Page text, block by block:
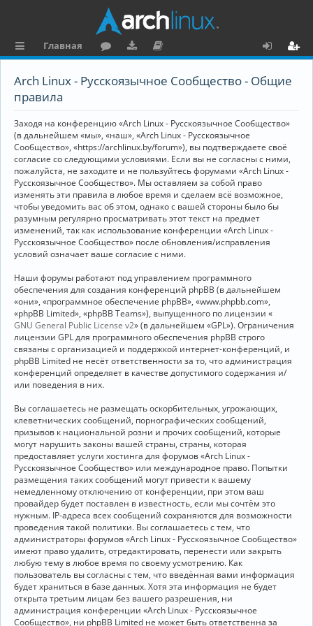
ы
к
и
Главная
ру
ру
и
ку
е
н
та
ц
и
я
о
Arch Linux - Русскоязычное Сообщество - Общие
правила
Заходя на конференцию «Arch Linux - Русскоязычное Сообщество»
(в дальнейшем «мы», «наш», «Arch Linux - Русскоязычное
Сообщество», «https://archlinux.by/forum»), вы подтверждаете своё
согласие со следующими условиями. Если вы не согласны с ними,
пожалуйста, не заходите и не пользуйтесь форумами «Arch Linux -
Русскоязычное Сообщество». Мы оставляем за собой право
изменять эти правила в любое время и сделаем всё возможное,
чтобы уведомить вас об этом, однако с вашей стороны было бы
разумным регулярно просматривать этот текст на предмет
изменений, так как использование конференции «Arch Linux -
Русскоязычное Сообщество» после обновления/исправления
условий означает ваше согласие с ними.
Наши форумы работают под управлением программного
обеспечения для создания конференций phpBB (в дальнейшем
«они», «программное обеспечение phpBB», «www.phpbb.com»,
«phpBB Limited», «phpBB Teams»), выпущенного по лицензии «
GNU General Public License v2» (в дальнейшем «GPL»). Ограничения
лицензии GPL для программного обеспечения phpBB строго
связаны с организацией и поддержкой интернет-конференций, и
phpBB Limited не несёт ответственности за то, что администрация
конференций определяет в качестве допустимого содержания и/
или поведения в них.
Вы соглашаетесь не размещать оскорбительных, угрожающих,
клеветнических сообщений, порнографических сообщений,
призывов к национальной розни и прочих сообщений, которые
могут нарушить законы вашей страны, страны, которая
предоставляет услуги хостинга для форумов «Arch Linux -
Русскоязычное Сообщество» или международное право. Попытки
размещения таких сообщений могут привести к вашему
немедленному отключению от конференции, при этом ваш
провайдер будет поставлен в известность, если мы сочтём это
нужным. IP-адреса всех сообщений сохраняются для возможности
проведения такой политики. Вы соглашаетесь с тем, что
администраторы форумов «Arch Linux - Русскоязычное Сообщество»
имеют право удалить, отредактировать, перенести или закрыть
любую тему в любое время по своему усмотрению. Как
пользователь вы согласны с тем, что введённая вами информация
будет храниться в базе данных. Хотя эта информация не будет
открыта третьим лицам без вашего разрешения, ни
администрация конференции «Arch Linux - Русскоязычное
Сообщество», ни phpBB Limited не может быть ответственна за